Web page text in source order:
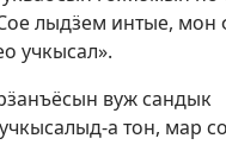
лыдӟем интые, мон
учкысал».
вуж сандык
а тон, мар